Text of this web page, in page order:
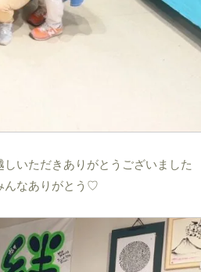
いただきありがとうございました
んなありがとう♡